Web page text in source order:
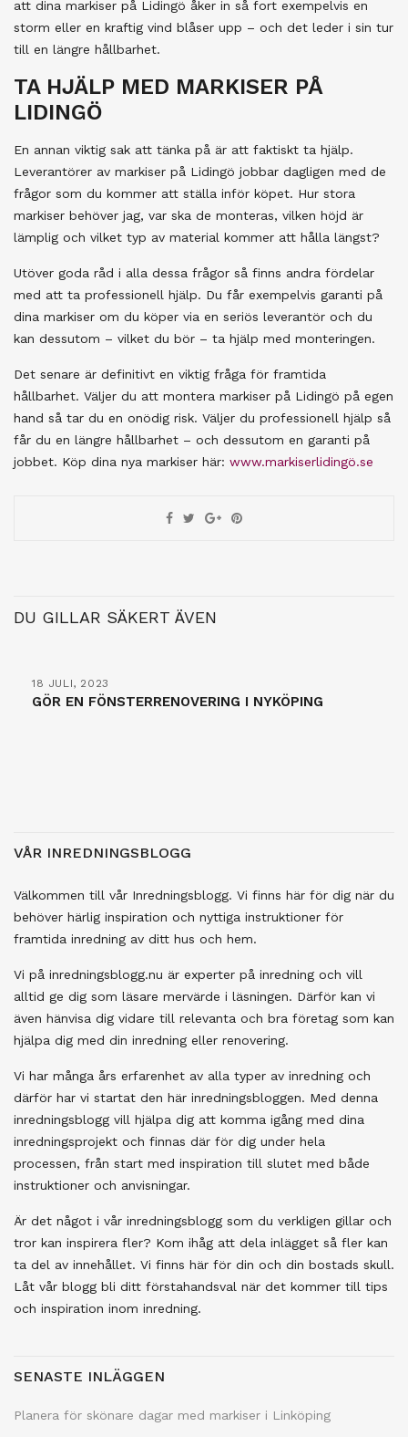
att dina markiser på Lidingö åker in så fort exempelvis en
storm eller en kraftig vind blåser upp – och det leder i sin tur
till en längre hållbarhet.
TA HJÄLP MED MARKISER PÅ
LIDINGÖ
En annan viktig sak att tänka på är att faktiskt ta hjälp.
Leverantörer av markiser på Lidingö jobbar dagligen med de
frågor som du kommer att ställa inför köpet. Hur stora
markiser behöver jag, var ska de monteras, vilken höjd är
lämplig och vilket typ av material kommer att hålla längst?
Utöver goda råd i alla dessa frågor så finns andra fördelar
med att ta professionell hjälp. Du får exempelvis garanti på
dina markiser om du köper via en seriös leverantör och du
kan dessutom – vilket du bör – ta hjälp med monteringen.
Det senare är definitivt en viktig fråga för framtida
hållbarhet. Väljer du att montera markiser på Lidingö på egen
hand så tar du en onödig risk. Väljer du professionell hjälp så
får du en längre hållbarhet – och dessutom en garanti på
jobbet. Köp dina nya markiser här: www.markiserlidingö.se
DU GILLAR SÄKERT ÄVEN
18 JULI, 2023
GÖR EN FÖNSTERRENOVERING I NYKÖPING
VÅR INREDNINGSBLOGG
Välkommen till vår Inredningsblogg. Vi finns här för dig när du
behöver härlig inspiration och nyttiga instruktioner för
framtida inredning av ditt hus och hem.
Vi på inredningsblogg.nu är experter på inredning och vill
alltid ge dig som läsare mervärde i läsningen. Därför kan vi
även hänvisa dig vidare till relevanta och bra företag som kan
hjälpa dig med din inredning eller renovering.
Vi har många års erfarenhet av alla typer av inredning och
därför har vi startat den här inredningsbloggen. Med denna
inredningsblogg vill hjälpa dig att komma igång med dina
inredningsprojekt och finnas där för dig under hela
processen, från start med inspiration till slutet med både
instruktioner och anvisningar.
Är det något i vår inredningsblogg som du verkligen gillar och
tror kan inspirera fler? Kom ihåg att dela inlägget så fler kan
ta del av innehållet. Vi finns här för din och din bostads skull.
Låt vår blogg bli ditt förstahandsval när det kommer till tips
och inspiration inom inredning.
SENASTE INLÄGGEN
Planera för skönare dagar med markiser i Linköping